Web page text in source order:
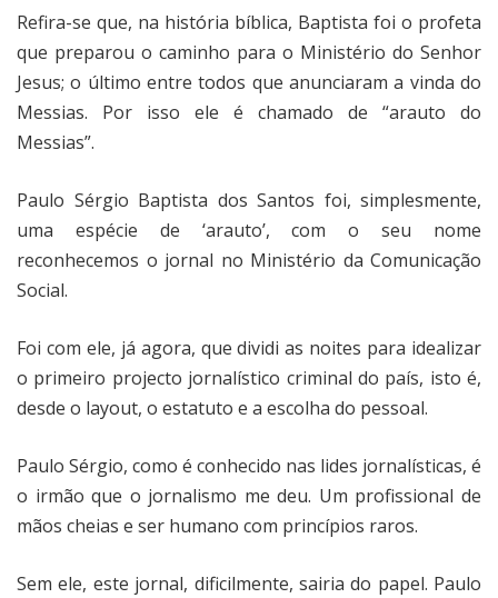
Refira-se que, na história bíblica, Baptista foi o profeta
que preparou o caminho para o Ministério do Senhor
Jesus; o último entre todos que anunciaram a vinda do
Messias. Por isso ele é chamado de “arauto do
Messias”.
Paulo Sérgio Baptista dos Santos foi, simplesmente,
uma espécie de ‘arauto’, com o seu nome
reconhecemos o jornal no Ministério da Comunicação
Social.
Foi com ele, já agora, que dividi as noites para idealizar
o primeiro projecto jornalístico criminal do país, isto é,
desde o layout, o estatuto e a escolha do pessoal.
Paulo Sérgio, como é conhecido nas lides jornalísticas, é
o irmão que o jornalismo me deu. Um profissional de
mãos cheias e ser humano com princípios raros.
Sem ele, este jornal, dificilmente, sairia do papel. Paulo